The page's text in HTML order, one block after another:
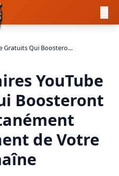
Commentaires YouTube Gratuits Qui Boosteront Instantanément l'Engagement de Votre Chaîne
YouTube
Boosteront
de Votre